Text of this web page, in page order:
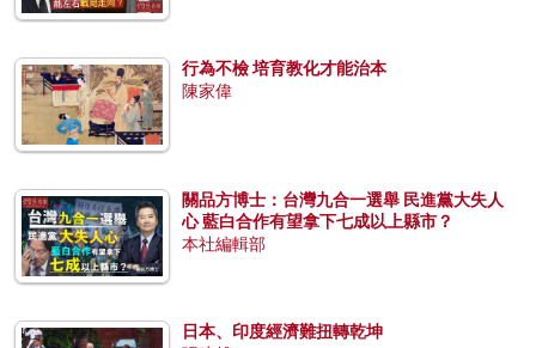
行為不檢 培育教化才能治本
陳家偉
關品方博士：台灣九合一選舉 民進黨大失人
心 藍白合作有望拿下七成以上縣市？
本社編輯部
日本、印度經濟難扭轉乾坤